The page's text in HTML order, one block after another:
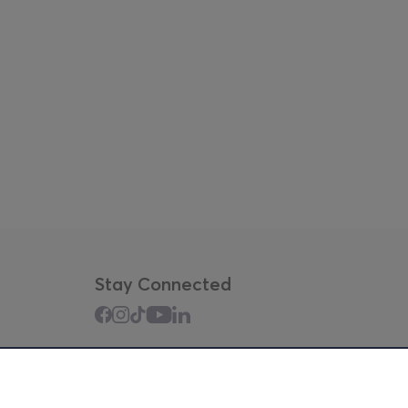
Stay Connected